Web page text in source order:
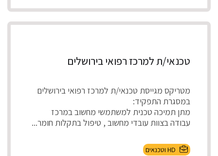
טכנאי/ת למרכז רפואי בירושלים
מטריקס מגייסת טכנאי/ת למרכז רפואי בירושלים
במסגרת התפקיד:
מתן תמיכה טכנית למשתמשי מחשוב במרכז
עבודה בצוות עובדי מחשוב , טיפול בתקלות חומר...
HD וטכנאים